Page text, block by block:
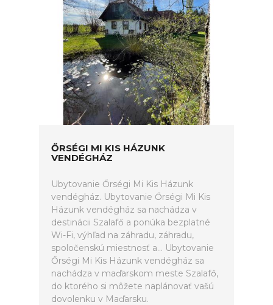
ŐRSÉGI MI KIS HÁZUNK
VENDÉGHÁZ
Ubytovanie Őrségi Mi Kis Házunk
vendégház. Ubytovanie Őrségi Mi Kis
Házunk vendégház sa nachádza v
destinácii Szalafő a ponúka bezplatné
Wi-Fi, výhľad na záhradu, záhradu,
spoločenskú miestnosť a... Ubytovanie
Őrségi Mi Kis Házunk vendégház sa
nachádza v maďarskom meste Szalafő,
do ktorého si môžete naplánovať vašú
dovolenku v Maďarsku.